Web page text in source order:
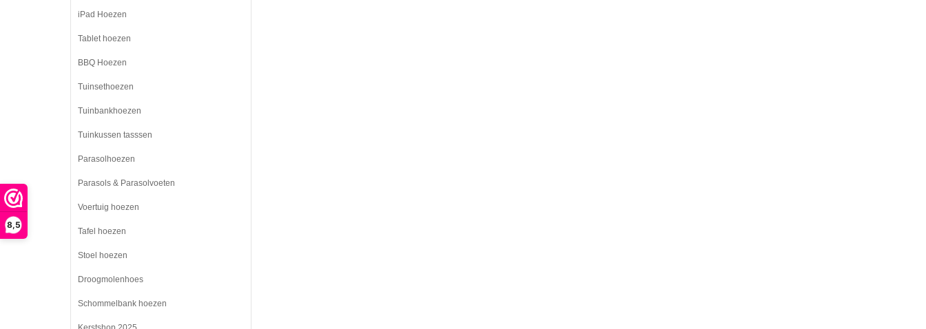
8,5
iPad Hoezen
Tablet hoezen
BBQ Hoezen
Tuinsethoezen
Tuinbankhoezen
Tuinkussen tasssen
Parasolhoezen
Parasols & Parasolvoeten
Voertuig hoezen
Tafel hoezen
Stoel hoezen
Droogmolenhoes
Schommelbank hoezen